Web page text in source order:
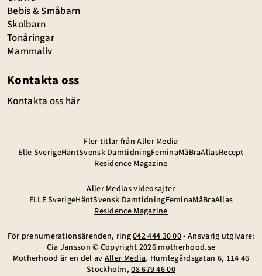
Bebis & Småbarn
Skolbarn
Tonåringar
Mammaliv
Kontakta oss
Kontakta oss här
Fler titlar från Aller Media
Elle SverigeHäntSvensk DamtidningFeminaMåBraAllasRecept
Residence Magazine
Aller Medias videosajter
ELLE SverigeHäntSvensk DamtidningFeminaMåBraAllas
Residence Magazine
För prenumerationsärenden, ring042 444 30 00• Ansvarig utgivare:
Cia Jansson © Copyright 2026 motherhood.se
Motherhood är en del avAller Media. Humlegårdsgatan 6, 114 46
Stockholm, 08 679 46 00